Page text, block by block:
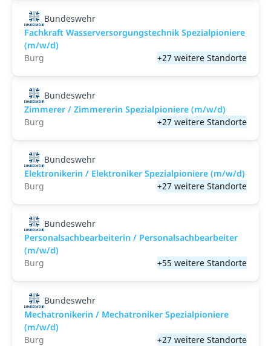
Bundeswehr
Fachkraft Wasserversorgungstechnik Spezialpioniere
(m/w/d)
Burg
+27 weitere Standorte
Bundeswehr
Zimmerer / Zimmererin Spezialpioniere (m/w/d)
Burg
+27 weitere Standorte
Bundeswehr
Elektronikerin / Elektroniker Spezialpioniere (m/w/d)
Burg
+27 weitere Standorte
Bundeswehr
Personalsachbearbeiterin / Personalsachbearbeiter
(m/w/d)
Burg
+55 weitere Standorte
Bundeswehr
Mechatronikerin / Mechatroniker Spezialpioniere
(m/w/d)
Burg
+27 weitere Standorte